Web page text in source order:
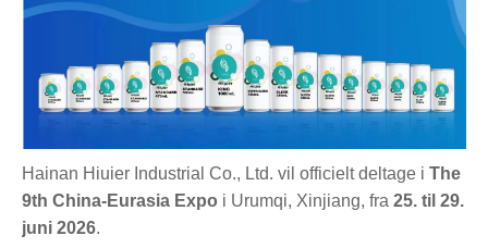
Hainan Hiuier Industrial Co., Ltd. vil officielt deltage i The
9th China-Eurasia Expo i Urumqi, Xinjiang, fra 25. til 29.
juni 2026.